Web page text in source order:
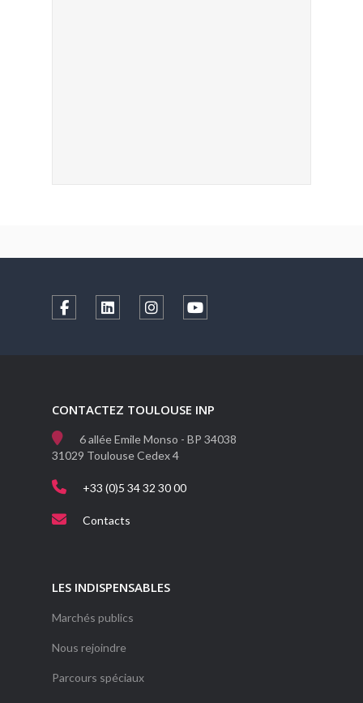
CONTACTEZ TOULOUSE INP
6 allée Emile Monso - BP 34038
31029 Toulouse Cedex 4
+33 (0)5 34 32 30 00
Contacts
LES INDISPENSABLES
Marchés publics
Nous rejoindre
Parcours spéciaux